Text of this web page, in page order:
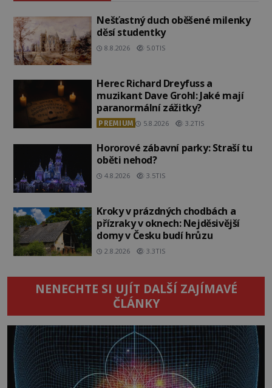
Nešťastný duch oběšené milenky
děsí studentky
8.8.2026 5.0TIS
Herec Richard Dreyfuss a
muzikant Dave Grohl: Jaké mají
paranormální zážitky?
PREMIUM 5.8.2026 3.2TIS
Hororové zábavní parky: Straší tu
oběti nehod?
4.8.2026 3.5TIS
Kroky v prázdných chodbách a
přízraky v oknech: Nejděsivější
domy v Česku budí hrůzu
2.8.2026 3.3TIS
NENECHTE SI UJÍT DALŠÍ ZAJÍMAVÉ
ČLÁNKY